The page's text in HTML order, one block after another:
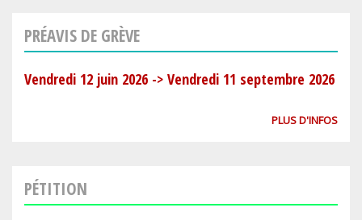
PRÉAVIS DE GRÈVE
Vendredi 12 juin 2026 -> Vendredi 11 septembre 2026
PLUS D'INFOS
PÉTITION